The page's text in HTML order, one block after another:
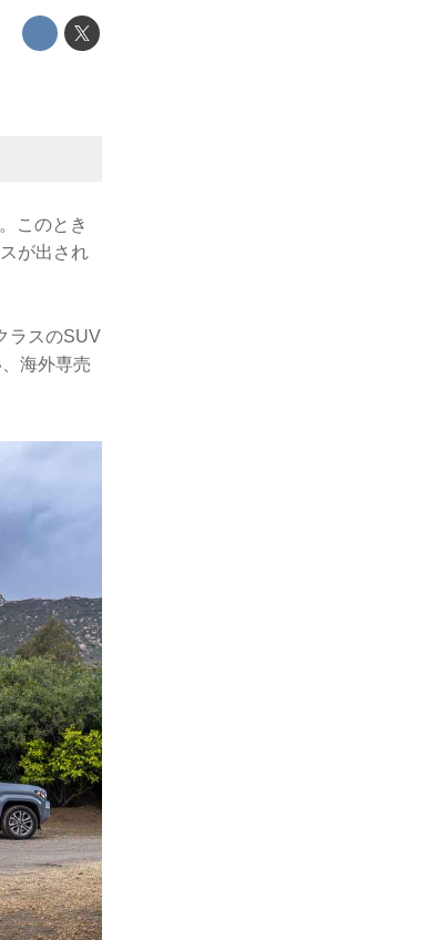
このとき
が出され
ラスのSUV
海外専売